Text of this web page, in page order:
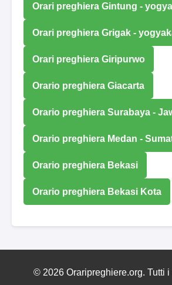
Orari preghiera Gintung -
Orari preghiera Grigak -
Orari preghiera Giripurwo
Orario preghiera Giacarta
Orario preghiera Surabaya -
Orario preghiera Medan -
Orario preghiera Bekasi
Orario preghiera Bekasi Kota
© 2026 Oraripreghiere.org. Tutti i